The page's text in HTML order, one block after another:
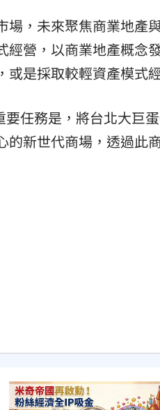
場，未來聚焦商業地產
經營，以商業地產概念
是採取較輕資產模式
要任務是，將台北大巨
的新世代商場，透過此